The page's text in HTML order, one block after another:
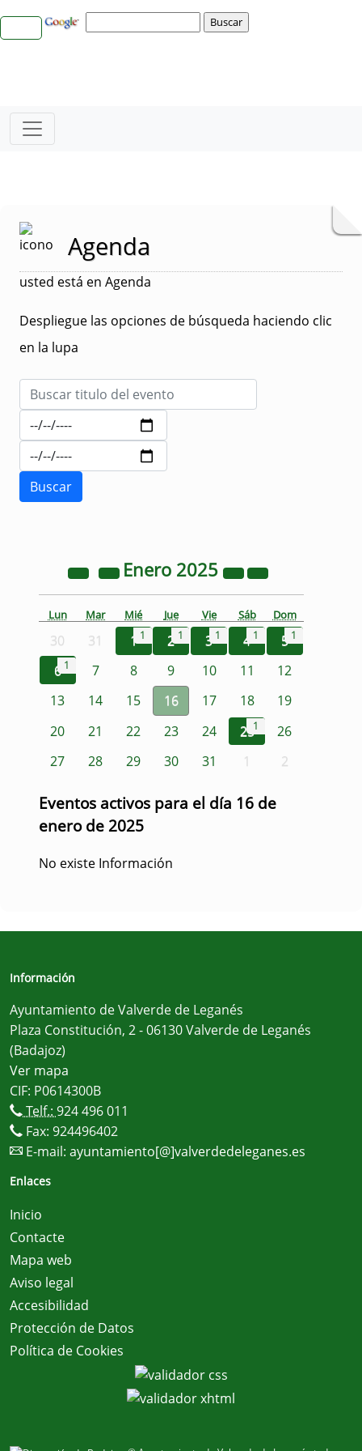
Agenda
usted está en Agenda
Despliegue las opciones de búsqueda haciendo clic
en la lupa
Enero 2025
Lun Mar Mié Jue Vie Sáb Dom
30 31 1 1 2 1 3 1 4 1 5 1
6 1 7 8 9 10 11
12
13
14 15 16 17 18
19
20
21 22 23 24 251
26
27
28 29 30 31 1 2
Eventos activos para el día 16 de
enero de 2025
No existe Información
Información
Ayuntamiento de Valverde de Leganés
Plaza Constitución, 2 - 06130 Valverde de Leganés
(Badajoz)
Ver mapa
CIF: P0614300B
Telf.: 924 496 011
Fax: 924496402
E-mail: ayuntamiento[@]valverdedeleganes.es
Enlaces
Inicio
Contacte
Mapa web
Aviso legal
Accesibilidad
Protección de Datos
Política de Cookies